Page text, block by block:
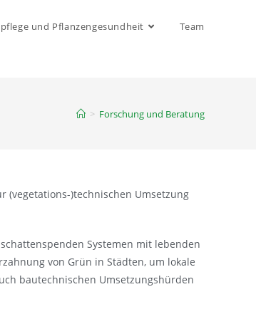
und Pflanzengesundheit Team
> Forschung und Beratung
(vegetations-)technischen Umsetzung
Systemen mit lebenden
von Grün in Städten, um lokale
bautechnischen Umsetzungshürden